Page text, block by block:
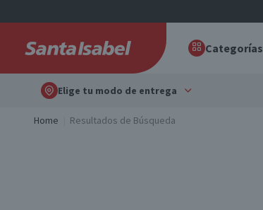
Categorías
Elige tu modo de entrega
Home Resultados de Búsqueda